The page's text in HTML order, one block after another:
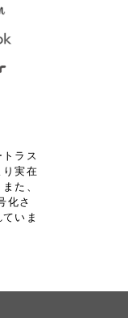
ラス
り実在
た、
化さ
いま